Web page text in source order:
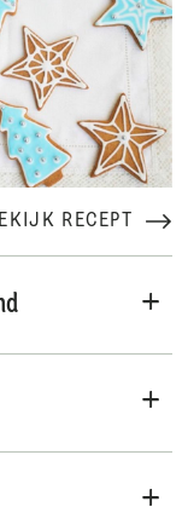
RECEPT